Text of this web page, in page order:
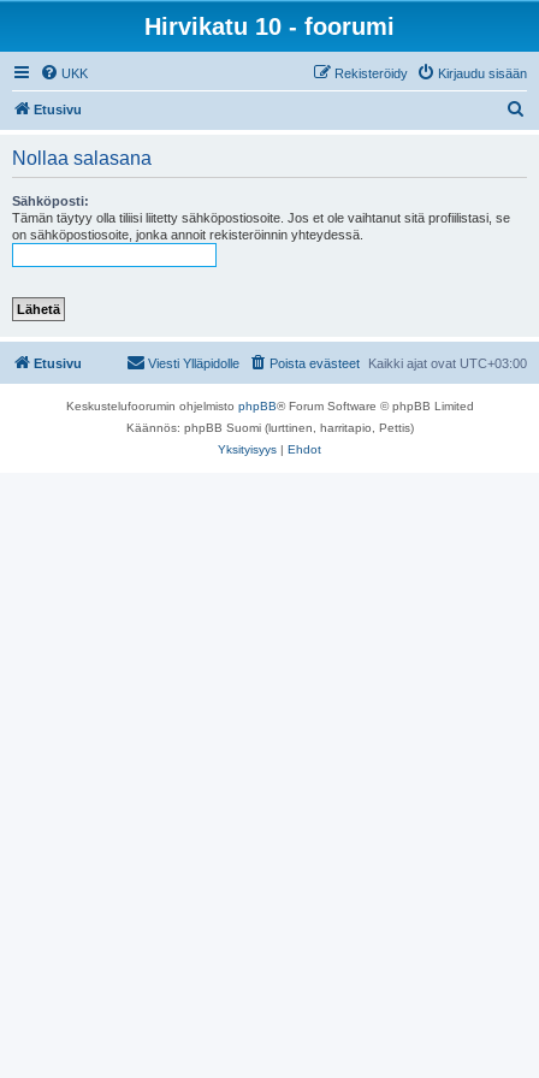
Hirvikatu 10 - foorumi
UKK Kirjaudu sisään
Rekisteröidy
Etusivu
Nollaa salasana
Sähköposti:
Tämän täytyy olla tiliisi liitetty sähköpostiosoite. Jos et ole vaihtanut sitä profiilistasi, se
on sähköpostiosoite, jonka annoit rekisteröinnin yhteydessä.
Etusivu Kaikki ajat ovat UTC+03:00
Poista evästeet
Viesti Ylläpidolle
Keskustelufoorumin ohjelmisto phpBB® Forum Software © phpBB Limited
Käännös: phpBB Suomi (lurttinen, harritapio, Pettis)
Yksityisyys | Ehdot